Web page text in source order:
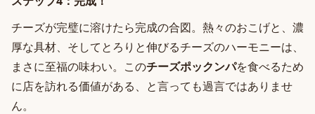
チーズが完璧に溶けたら完成の合図。熱々のおこげと、濃
厚な具材、そしてとろりと伸びるチーズのハーモニーは、
まさに至福の味わい。このチーズポックンパを食べるため
に店を訪れる価値がある、と言っても過言ではありませ
ん。